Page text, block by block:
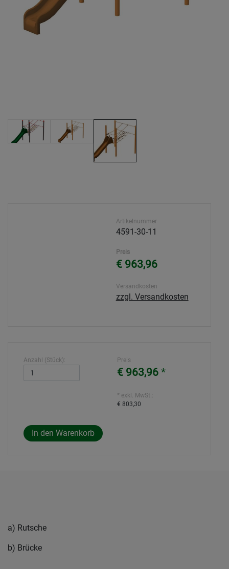
Artikelnummer
4591-30-11
Preis
€ 963,96
Versandkosten
zzgl. Versandkosten
Anzahl (Stück): Preis
€ 963,96 *
* exkl. MwSt.:
€ 803,30
a) Rutsche
b) Brücke